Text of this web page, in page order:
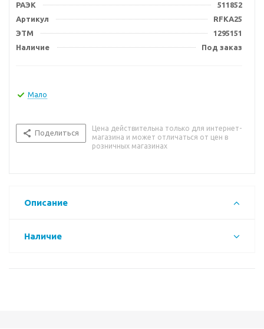
РАЭК
511852
Артикул
RFKA25
ЭТМ
1295151
Наличие
Под заказ
Мало
Поделиться
Цена действительна только для интернет-
магазина и может отличаться от цен в
розничных магазинах
Описание
Наличие